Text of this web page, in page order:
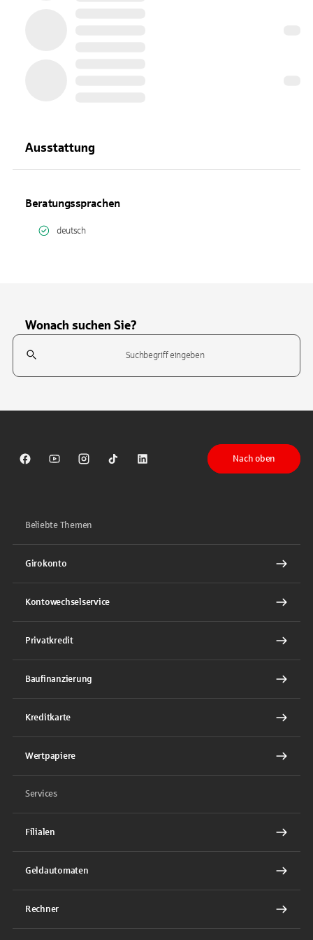
Ausstattung
Beratungssprachen
deutsch
Wonach suchen Sie?
Suchfeld
Sparkasse auf Facebook
Sparkasse auf Youtube
Sparkasse auf Instagram
Sparkasse auf TikTok
Sparkasse auf LinkedIn
Nach oben
Beliebte Themen
Girokonto
Kontowechselservice
Privatkredit
Baufinanzierung
Kreditkarte
Wertpapiere
Services
Filialen
Geldautomaten
Rechner